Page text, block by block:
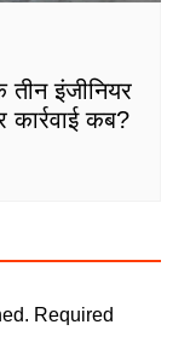
इंजीनियर
कार्रवाई कब?
Required